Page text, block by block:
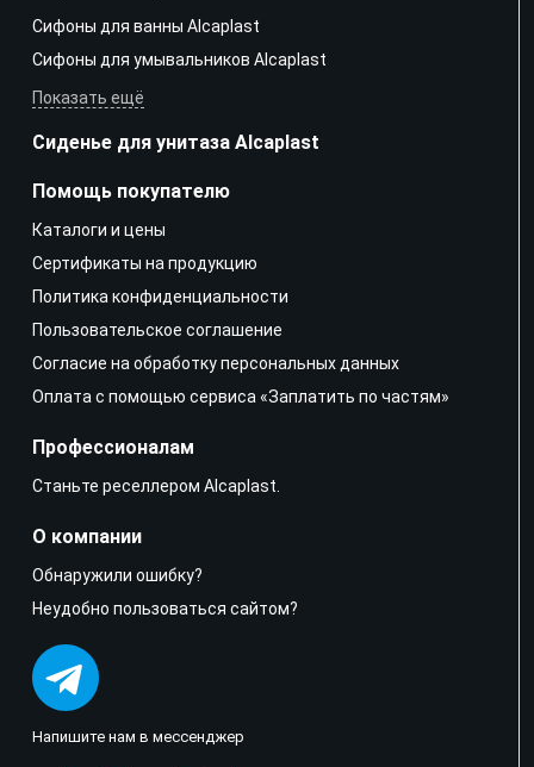
Сифоны для ванны Alcaplast
Сифоны для умывальников Alcaplast
Показать ещё
Сиденье для унитаза Alcaplast
Напишите нам в мессенджер
Помощь покупателю
Каталоги и цены
Сертификаты на продукцию
Политика конфиденциальности
Пользовательское соглашение
Согласие на обработку персональных данных
Оплата с помощью сервиса «Заплатить по частям»
Профессионалам
Станьте реселлером Alcaplast.
О компании
Обнаружили ошибку?
Неудобно пользоваться сайтом?